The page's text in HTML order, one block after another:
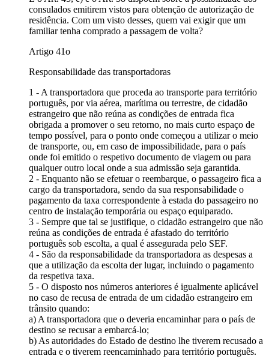
consulados emitirem vistos para obtenção de autorização de
residência. Com um visto desses, quem vai exigir que um
familiar tenha comprado a passagem de volta?
Artigo 41o
Responsabilidade das transportadoras
1 - A transportadora que proceda ao transporte para território
português, por via aérea, marítima ou terrestre, de cidadão
estrangeiro que não reúna as condições de entrada fica
obrigada a promover o seu retorno, no mais curto espaço de
tempo possível, para o ponto onde começou a utilizar o meio
de transporte, ou, em caso de impossibilidade, para o país
onde foi emitido o respetivo documento de viagem ou para
qualquer outro local onde a sua admissão seja garantida.
2 - Enquanto não se efetuar o reembarque, o passageiro fica a
cargo da transportadora, sendo da sua responsabilidade o
pagamento da taxa correspondente à estada do passageiro no
centro de instalação temporária ou espaço equiparado.
3 - Sempre que tal se justifique, o cidadão estrangeiro que não
reúna as condições de entrada é afastado do território
português sob escolta, a qual é assegurada pelo SEF.
4 - São da responsabilidade da transportadora as despesas a
que a utilização da escolta der lugar, incluindo o pagamento
da respetiva taxa.
5 - O disposto nos números anteriores é igualmente aplicável
no caso de recusa de entrada de um cidadão estrangeiro em
trânsito quando:
a) A transportadora que o deveria encaminhar para o país de
destino se recusar a embarcá-lo;
b) As autoridades do Estado de destino lhe tiverem recusado a
entrada e o tiverem reencaminhado para território português.